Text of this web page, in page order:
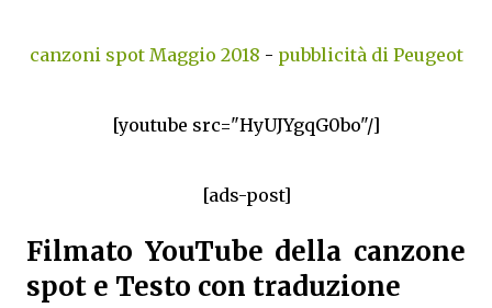
canzoni spot Maggio 2018 - pubblicità di Peugeot
[youtube src="HyUJYgqG0bo"/]
[ads-post]
Filmato YouTube della canzone
spot e Testo con traduzione